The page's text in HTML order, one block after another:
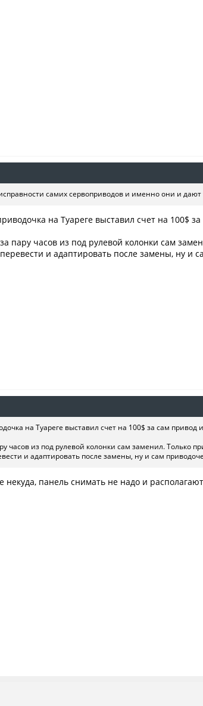
самих сервоприводов и именно они и
на Туареге выставил счет на 100$
пару часов из под рулевой колонки сам
и адаптировать после замены, ну и
на Туареге выставил счет на 100$ за сам
часов из под рулевой колонки сам заменил. Только
и адаптировать после замены, ну и сам
панель снимать не надо и